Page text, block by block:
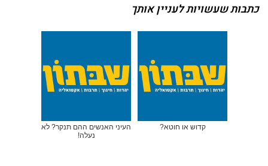
כתבות שעשויות לעניין אותך
קדוש או חוטא?
העיני האנשים ההם תנקר? לא
נעלה!